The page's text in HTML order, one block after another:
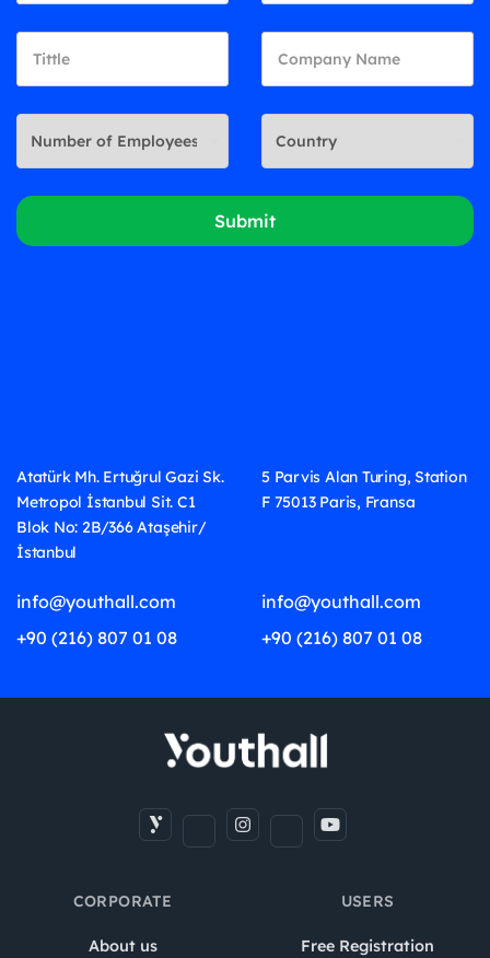
Submit
Atatürk Mh. Ertuğrul Gazi Sk.
Metropol İstanbul Sit. C1
Blok No: 2B/366 Ataşehir/
İstanbul
5 Parvis Alan Turing, Station
F 75013 Paris, Fransa
info@youthall.com
info@youthall.com
+90 (216) 807 01 08
+90 (216) 807 01 08
CORPORATE
About us
USERS
Free Registration